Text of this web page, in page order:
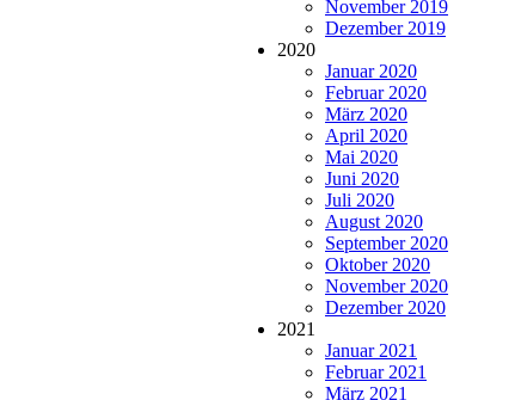
November 2019
Dezember 2019
2020
Januar 2020
Februar 2020
März 2020
April 2020
Mai 2020
Juni 2020
Juli 2020
August 2020
September 2020
Oktober 2020
November 2020
Dezember 2020
2021
Januar 2021
Februar 2021
März 2021